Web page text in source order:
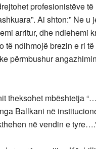
profesionistëve
Ai shton:” Ne
arritur, dhe ndiehemi
të ndihmojë brezin e ri
përmbushur
theksohet mbështetja
Ballkani në
në vendin e